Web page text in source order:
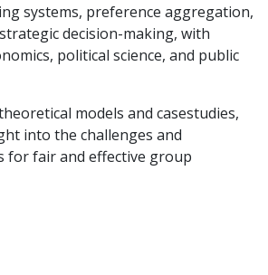
systems, preference aggregation,
decision-making, with
political science, and public
models and casestudies,
into the challenges and
for fair and effective group